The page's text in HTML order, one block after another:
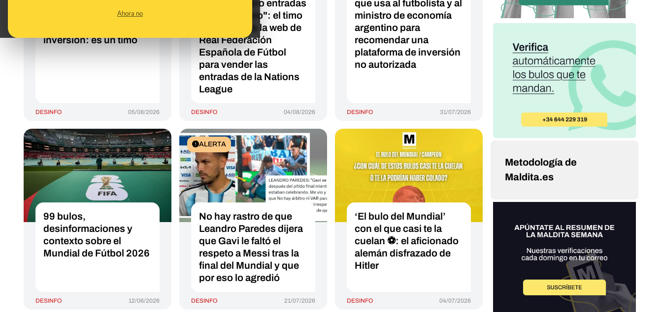
Ahora no
por desacreditar su
inversión: es un timo
DESINFO 05/08/2026
compré cuatro entradas
para el partido": el timo
que suplanta la web de
Real Federación
Española de Fútbol
para vender las
entradas de la Nations
League
DESINFO 04/08/2026
que usa al futbolista y al
ministro de economía
argentino para
recomendar una
plataforma de inversión
no autorizada
DESINFO 31/07/2026
99 bulos,
desinformaciones y
contexto sobre el
Mundial de Fútbol 2026
DESINFO 12/06/2026
ALERTA
No hay rastro de que
Leandro Paredes dijera
que Gavi le faltó el
respeto a Messi tras la
final del Mundial y que
por eso lo agredió
DESINFO 21/07/2026
‘El bulo del Mundial’
con el que casi te la
cuelan ⚽: el aficionado
alemán disfrazado de
Hitler
DESINFO 04/07/2026
Metodología de
Maldita.es